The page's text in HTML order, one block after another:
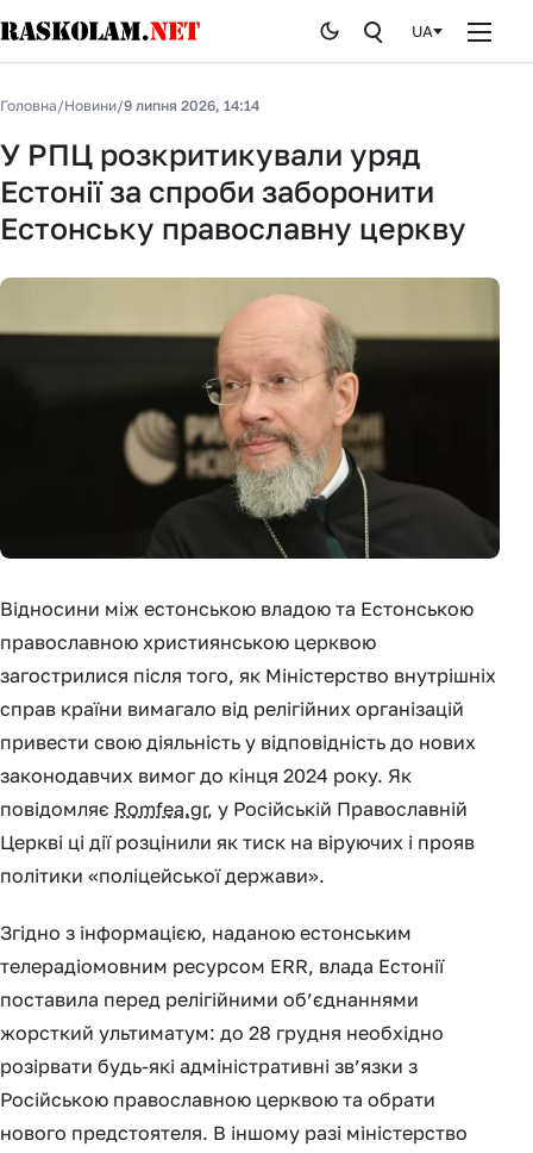
Публікації
Стоп брехні
Історія
Від редакції
UA
Головна/Новини/9 липня 2026, 14:14
У РПЦ розкритикували уряд
Естонії за спроби заборонити
Естонську православну церкву
Відносини між естонською владою та Естонською
православною християнською церквою
загострилися після того, як Міністерство внутрішніх
справ країни вимагало від релігійних організацій
привести свою діяльність у відповідність до нових
законодавчих вимог до кінця 2024 року. Як
повідомляє Romfea.gr, у Російській Православній
Церкві ці дії розцінили як тиск на віруючих і прояв
політики «поліцейської держави».
Згідно з інформацією, наданою естонським
телерадіомовним ресурсом ERR, влада Естонії
поставила перед релігійними об’єднаннями
жорсткий ультиматум: до 28 грудня необхідно
розірвати будь-які адміністративні зв’язки з
Російською православною церквою та обрати
нового предстоятеля. В іншому разі міністерство